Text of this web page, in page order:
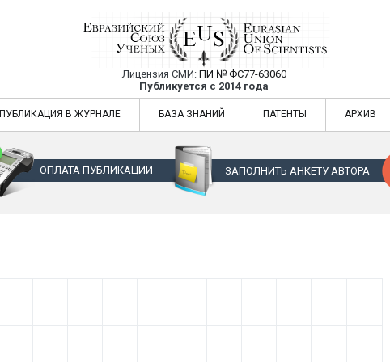
Евразийский Союз Ученых —
Лицензия СМИ: ПИ № ФС77-63060
Публикуется с 2014 года
Евразийский Союз Ученых — публикация научных статей в
ПУБЛИКАЦИЯ В ЖУРНАЛЕ БАЗА ЗНАНИЙ ПАТЕНТЫ АРХИВ
ОПЛАТА ПУБЛИКАЦИИ ЗАПОЛНИТЬ АНКЕТУ АВТОРА